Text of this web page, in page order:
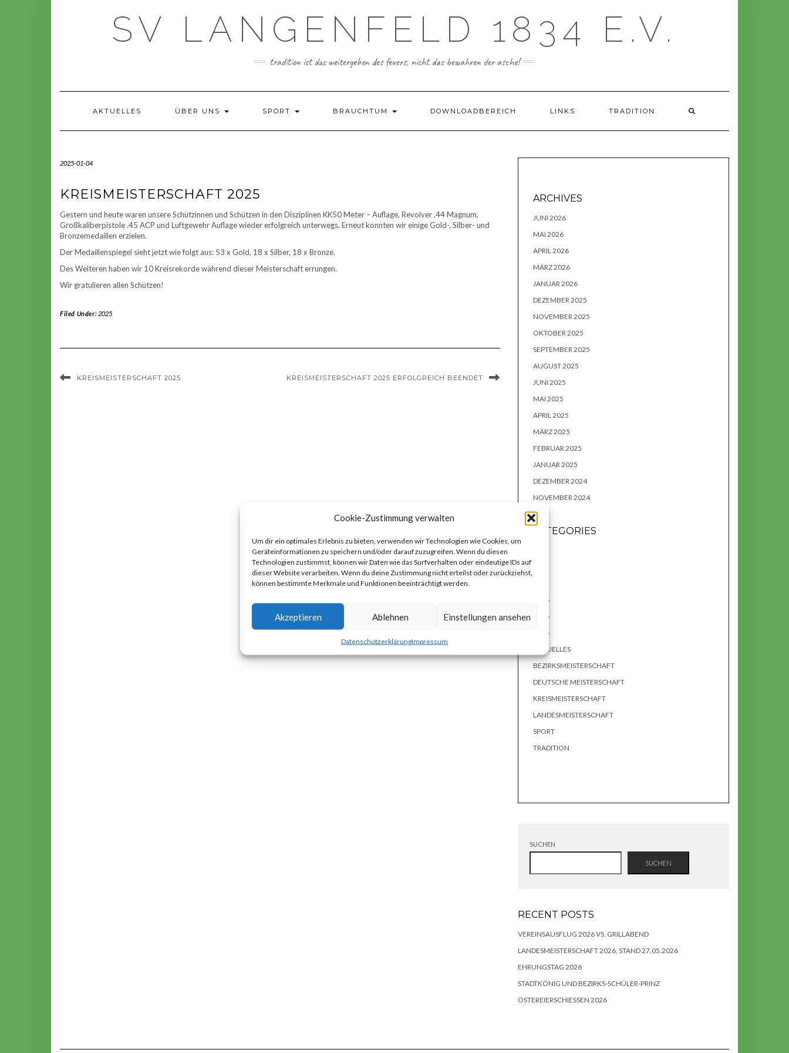
Cookie-Zustimmung verwalten
Um dir ein optimales Erlebnis zu bieten, verwenden wir Technologien wie Cookies, um
Geräteinformationen zu speichern und/oder darauf zuzugreifen. Wenn du diesen
Technologien zustimmst, können wir Daten wie das Surfverhalten oder eindeutige IDs auf
dieser Website verarbeiten. Wenn du deine Zustimmung nicht erteilst oder zurückziehst,
können bestimmte Merkmale und Funktionen beeinträchtigt werden.
Akzeptieren Ablehnen Einstellungen ansehen
DatenschutzerklärungImpressum
SV LANGENFELD 1834 E.V.
tradition ist das weitergeben des feuers, nicht das bewahren der asche!
AKTUELLES ÜBER UNS SPORT BRAUCHTUM DOWNLOADBEREICH LINKS TRADITION
2025-01-04
KREISMEISTERSCHAFT 2025
Gestern und heute waren unsere Schützinnen und Schützen in den Disziplinen KK50 Meter – Auflage, Revolver .44 Magnum,
Großkaliberpistole .45 ACP und Luftgewehr Auflage wieder erfolgreich unterwegs. Erneut konnten wir einige Gold-, Silber- und
Bronzemedaillen erzielen.
Der Medaillenspiegel sieht jetzt wie folgt aus: 53 x Gold, 18 x Silber, 18 x Bronze.
Des Weiteren haben wir 10 Kreisrekorde während dieser Meisterschaft errungen.
Wir gratulieren allen Schützen!
Filed Under: 2025
KREISMEISTERSCHAFT 2025 KREISMEISTERSCHAFT 2025 ERFOLGREICH BEENDET
ARCHIVES
JUNI 2026
MAI 2026
APRIL 2026
MÄRZ 2026
JANUAR 2026
DEZEMBER 2025
NOVEMBER 2025
OKTOBER 2025
SEPTEMBER 2025
AUGUST 2025
JUNI 2025
MAI 2025
APRIL 2025
MÄRZ 2025
FEBRUAR 2025
JANUAR 2025
DEZEMBER 2024
NOVEMBER 2024
CATEGORIES
2026
2026
2026
AKTUELLES
BEZIRKSMEISTERSCHAFT
DEUTSCHE MEISTERSCHAFT
KREISMEISTERSCHAFT
LANDESMEISTERSCHAFT
SPORT
TRADITION
SUCHEN
SUCHEN
RECENT POSTS
VEREINSAUSFLUG 2026 VS. GRILLABEND
LANDESMEISTERSCHAFT 2026, STAND 27.05.2026
EHRUNGSTAG 2026
STADTKÖNIG UND BEZIRKS-SCHÜLER-PRINZ
OSTEREIERSCHIESSEN 2026